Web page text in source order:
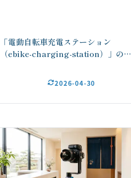
「電動自転車充電ステーション
（ebike-charging-station）」の…
2026-04-30